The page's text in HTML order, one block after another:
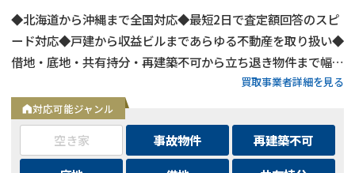
◆北海道から沖縄まで全国対応◆最短2日で査定額回答のスピ
ード対応◆戸建から収益ビルまであらゆる不動産を取り扱い◆
借地・底地・共有持分・再建築不可から立ち退き物件まで幅広
く対応◆用途区分・種類不問でバルク購入も相談可能
買取事業者詳細を見る
対応可能ジャンル
空き家 事故物件
再建築不可